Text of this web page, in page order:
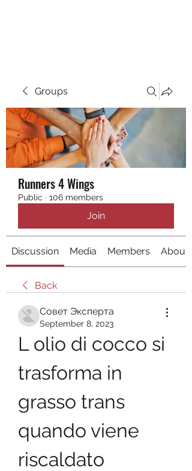
Groups
Runners 4 Wings
Public · 106 members
Join
Discussion Media Members About
Back
Совет Эксперта
September 8, 2023
L olio di cocco si
trasforma in
grasso trans
quando viene
riscaldato